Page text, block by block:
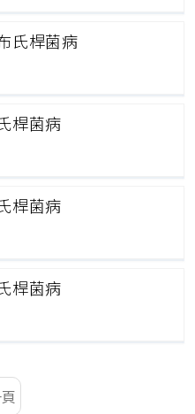
氏桿菌病
桿菌病
桿菌病
桿菌病